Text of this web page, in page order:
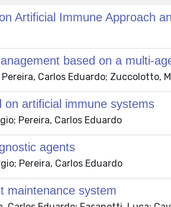
Artificial Immune Approach
based on a multi-
Carlos Eduardo; Zuccolotto,
on artificial immune systems
Pereira, Carlos Eduardo
agents
Pereira, Carlos Eduardo
maintenance system